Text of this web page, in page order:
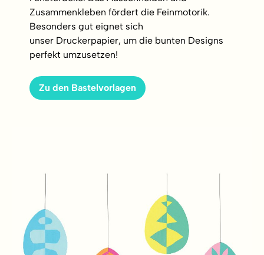
Zusammenkleben fördert die Feinmotorik.
Besonders gut eignet sich
unser Druckerpapier, um die bunten Designs
perfekt umzusetzen!
Zu den Bastelvorlagen